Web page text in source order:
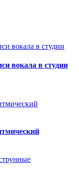
вокала в студии